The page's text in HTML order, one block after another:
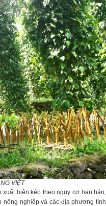
VIỆT
hiện kéo theo nguy cơ hạn hán,
nông nghiệp và các địa phương tính